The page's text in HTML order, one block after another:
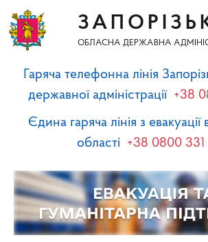
ОБЛАСНА ДЕРЖАВНА
Гаряча телефонна лінія
державної адміністрації +38
Єдина гаряча лінія з евакуації
області +38 0800